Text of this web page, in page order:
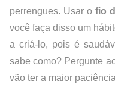
perrengues. Usar o fio
você faça disso um
a criá-lo, pois é
sabe como? Pergunte
vão ter a maior